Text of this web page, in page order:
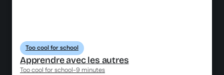
Too cool for school
Apprendre avec les autres
Too cool for school-9 minutes